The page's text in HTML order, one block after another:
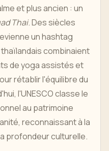
et plus ancien : un
Thai. Des siècles
un hashtag
combinaient
de yoga assistés et
rétablir l'équilibre du
l'UNESCO classe le
au patrimoine
reconnaissant à la
profondeur culturelle.